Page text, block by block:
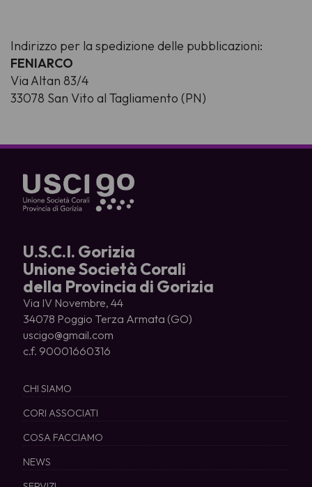
Indirizzo per la spedizione delle pubblicazioni:
FENIARCO
Via Altan 83/4
33078 San Vito al Tagliamento (PN)
U.S.C.I. Gorizia
Unione Società Corali
della Provincia di Gorizia
Via IV Novembre, 44
34078 Poggio Terza Armata (GO)
uscigo@gmail.com
c.f. 90001660316
CHI SIAMO
CORI ASSOCIATI
COSA FACCIAMO
NEWS